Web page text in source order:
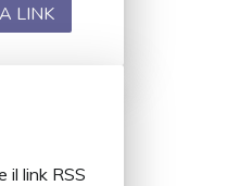
LINK
il link RSS